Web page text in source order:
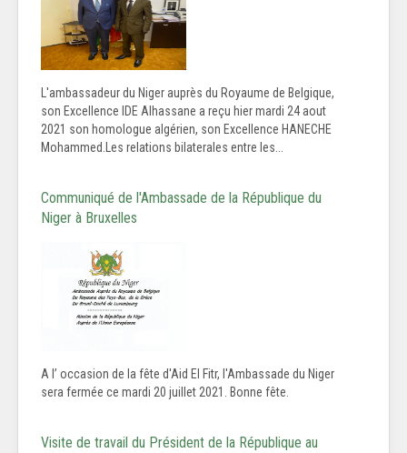
L'ambassadeur du Niger auprès du Royaume de Belgique,
son Excellence IDE Alhassane a reçu hier mardi 24 aout
2021 son homologue algérien, son Excellence HANECHE
Mohammed.Les relations bilaterales entre les...
Communiqué de l'Ambassade de la République du
Niger à Bruxelles
A l’ occasion de la fête d'Aid El Fitr, l'Ambassade du Niger
sera fermée ce mardi 20 juillet 2021. Bonne fête.
Visite de travail du Président de la République au